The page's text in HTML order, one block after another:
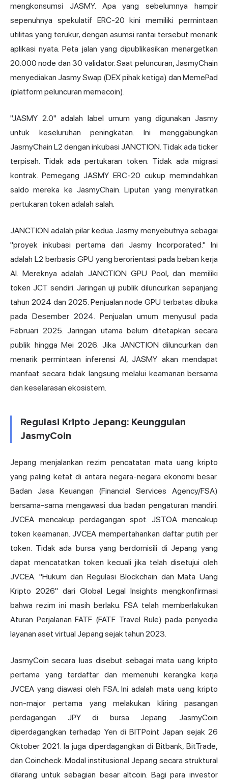
mengkonsumsi JASMY. Apa yang sebelumnya hampir
sepenuhnya spekulatif ERC-20 kini memiliki permintaan
utilitas yang terukur, dengan asumsi rantai tersebut menarik
aplikasi nyata. Peta jalan yang dipublikasikan menargetkan
20.000 node dan 30 validator. Saat peluncuran, JasmyChain
menyediakan Jasmy Swap (DEX pihak ketiga) dan MemePad
(platform peluncuran memecoin).
"JASMY 2.0" adalah label umum yang digunakan Jasmy
untuk keseluruhan peningkatan. Ini menggabungkan
JasmyChain L2 dengan inkubasi JANCTION. Tidak ada ticker
terpisah. Tidak ada pertukaran token. Tidak ada migrasi
kontrak. Pemegang JASMY ERC-20 cukup memindahkan
saldo mereka ke JasmyChain. Liputan yang menyiratkan
pertukaran token adalah salah.
JANCTION adalah pilar kedua. Jasmy menyebutnya sebagai
"proyek inkubasi pertama dari Jasmy Incorporated." Ini
adalah L2 berbasis GPU yang berorientasi pada beban kerja
AI. Mereknya adalah JANCTION GPU Pool, dan memiliki
token JCT sendiri. Jaringan uji publik diluncurkan sepanjang
tahun 2024 dan 2025. Penjualan node GPU terbatas dibuka
pada Desember 2024. Penjualan umum menyusul pada
Februari 2025. Jaringan utama belum ditetapkan secara
publik hingga Mei 2026. Jika JANCTION diluncurkan dan
menarik permintaan inferensi AI, JASMY akan mendapat
manfaat secara tidak langsung melalui keamanan bersama
dan keselarasan ekosistem.
Regulasi Kripto Jepang: Keunggulan
JasmyCoin
Jepang menjalankan rezim pencatatan mata uang kripto
yang paling ketat di antara negara-negara ekonomi besar.
Badan Jasa Keuangan (Financial Services Agency/FSA)
bersama-sama mengawasi dua badan pengaturan mandiri.
JVCEA mencakup perdagangan spot. JSTOA mencakup
token keamanan. JVCEA mempertahankan daftar putih per
token. Tidak ada bursa yang berdomisili di Jepang yang
dapat mencatatkan token kecuali jika telah disetujui oleh
JVCEA. "Hukum dan Regulasi Blockchain dan Mata Uang
Kripto 2026" dari Global Legal Insights mengkonfirmasi
bahwa rezim ini masih berlaku. FSA telah memberlakukan
Aturan Perjalanan FATF (FATF Travel Rule) pada penyedia
layanan aset virtual Jepang sejak tahun 2023.
JasmyCoin secara luas disebut sebagai mata uang kripto
pertama yang terdaftar dan memenuhi kerangka kerja
JVCEA yang diawasi oleh FSA. Ini adalah mata uang kripto
non-major pertama yang melakukan kliring pasangan
perdagangan JPY di bursa Jepang. JasmyCoin
diperdagangkan terhadap Yen di BITPoint Japan sejak 26
Oktober 2021. Ia juga diperdagangkan di Bitbank, BitTrade,
dan Coincheck. Modal institusional Jepang secara struktural
dilarang untuk sebagian besar altcoin. Bagi para investor